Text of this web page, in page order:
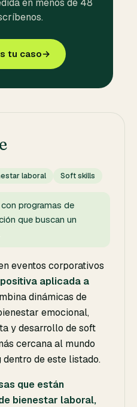
en menos de 48
tu caso→
laboral Soft skills
programas de
que buscan un
eventos corporativos
aplicada a
dinámicas de
emocional,
y desarrollo de soft
cercana al mundo
de este listado.
que están
bienestar laboral,